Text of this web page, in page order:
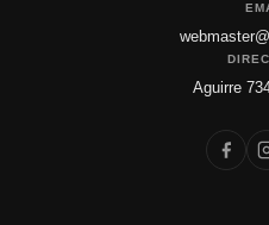
Aguirre